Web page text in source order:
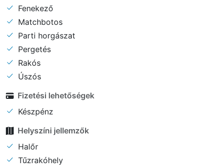
Fenekező
Matchbotos
Parti horgászat
Pergetés
Rakós
Úszós
Fizetési lehetőségek
Készpénz
Helyszíni jellemzők
Halőr
Tűzrakóhely